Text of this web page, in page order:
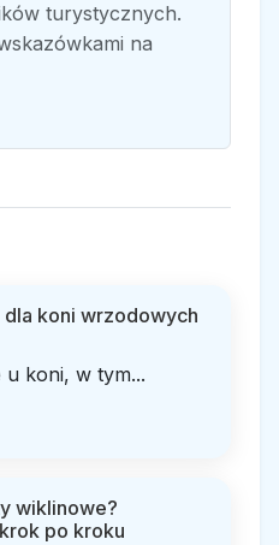
turystycznych.
na
dla koni wrzodowych
u koni, w tym...
wiklinowe?
po kroku